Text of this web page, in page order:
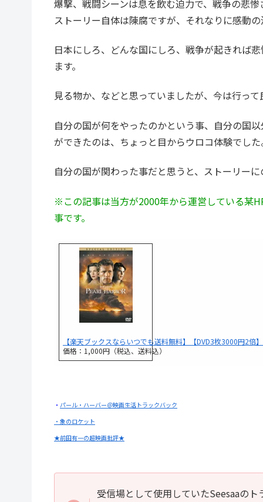
爆撃、戦闘シーンは息を飲む迫力で、戦争の悲
ストーリー自体は陳腐ですが、それなりに感動
日本にしろ、どんな国にしろ、戦争が起きれば
ます。
見る物か、などと思っていましたが、今は行っ
自分の国が何をやったのかという事、自分の国
ができたのは、ちょっと目からウロコ体験でし
自分の国が関わった事だと思うと、ストーリー
※この記事は当方が2000年から運営している某
事です。
【楽天ブックスならいつでも送料無料】【DVD3枚3000円2
価格：1,000円（税込、送料込）
・ パール・ハーバー＠映画生活トラックバック
・象のロケット
★前田有一の超映画批評★
受信場として使用していたSeesaaの